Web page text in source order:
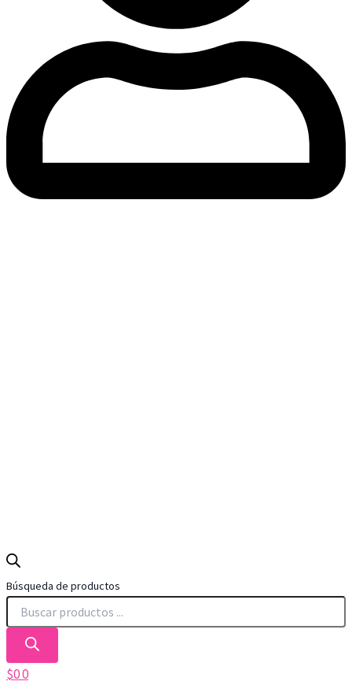
Búsqueda de productos
$00